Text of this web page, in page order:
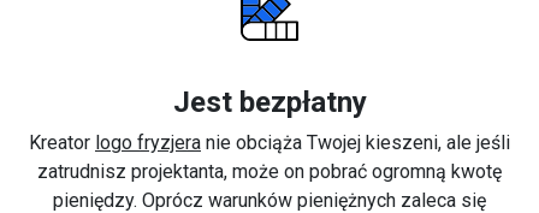
Jest bezpłatny
Kreator logo fryzjera nie obciąża Twojej kieszeni, ale jeśli
zatrudnisz projektanta, może on pobrać ogromną kwotę
pieniędzy. Oprócz warunków pieniężnych zaleca się